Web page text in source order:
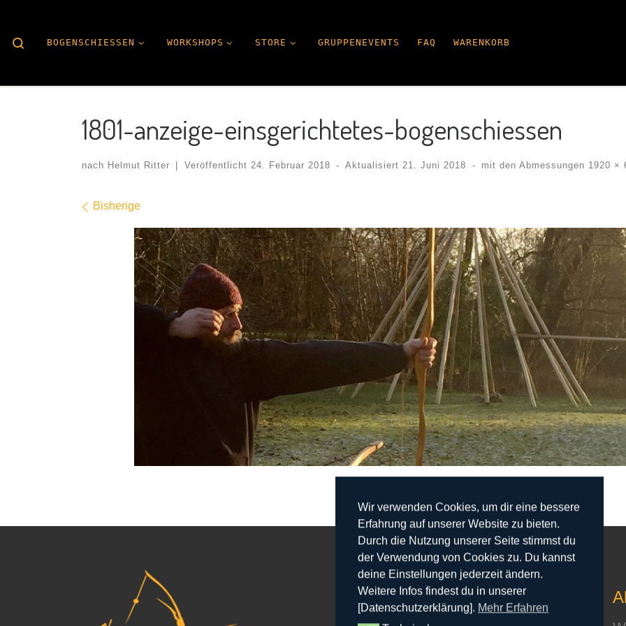
BOGENSCHIESSEN WORKSHOPS STORE GRUPPENEVENTS FAQ WARENKORB
Search
1801-anzeige-einsgerichtetes-bogenschiessen
nach Helmut Ritter Veröffentlicht 24. Februar 2018 - Aktualisiert21. Juni 2018 - mit den Abmessungen 1920 ×
Bilder Navigation
Bisherige
Unsere Öffnungszeiten
Wir verwenden Cookies, um dir eine bessere
Erfahrung auf unserer Website zu bieten.
Durch die Nutzung unserer Seite stimmst du
der Verwendung von Cookies zu. Du kannst
deine Einstellungen jederzeit ändern.
Weitere Infos findest du in unserer
[Datenschutzerklärung]. Mehr Erfahren